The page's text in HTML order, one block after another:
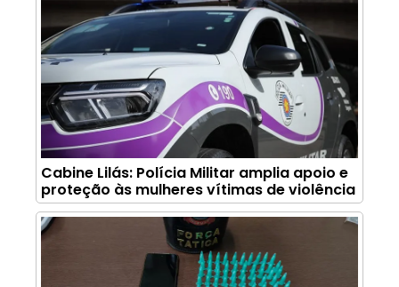
Cabine Lilás: Polícia Militar amplia apoio e
proteção às mulheres vítimas de violência